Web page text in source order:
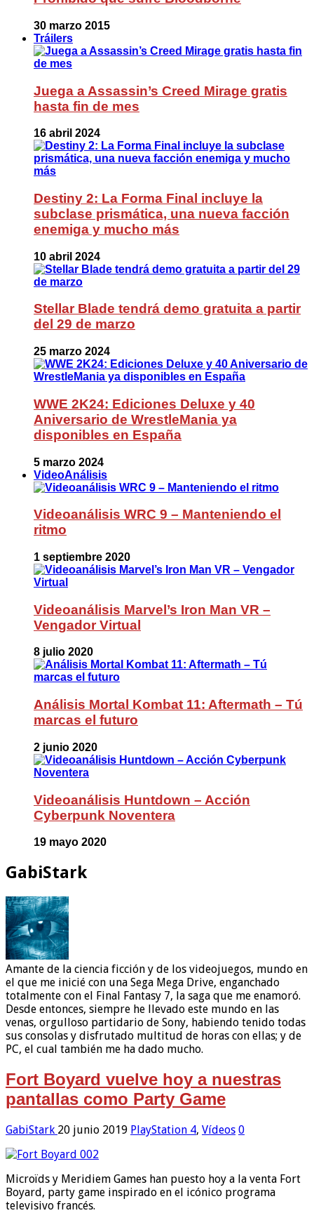
30 marzo 2015
Tráilers
Juega a Assassin’s Creed Mirage gratis
hasta fin de mes
16 abril 2024
Destiny 2: La Forma Final incluye la
subclase prismática, una nueva facción
enemiga y mucho más
10 abril 2024
Stellar Blade tendrá demo gratuita a partir
del 29 de marzo
25 marzo 2024
WWE 2K24: Ediciones Deluxe y 40
Aniversario de WrestleMania ya
disponibles en España
5 marzo 2024
VideoAnálisis
Videoanálisis WRC 9 – Manteniendo el
ritmo
1 septiembre 2020
Videoanálisis Marvel’s Iron Man VR –
Vengador Virtual
8 julio 2020
Análisis Mortal Kombat 11: Aftermath – Tú
marcas el futuro
2 junio 2020
Videoanálisis Huntdown – Acción
Cyberpunk Noventera
19 mayo 2020
GabiStark
Amante de la ciencia ficción y de los videojuegos, mundo en
el que me inicié con una Sega Mega Drive, enganchado
totalmente con el Final Fantasy 7, la saga que me enamoró.
Desde entonces, siempre he llevado este mundo en las
venas, orgulloso partidario de Sony, habiendo tenido todas
sus consolas y disfrutado multitud de horas con ellas; y de
PC, el cual también me ha dado mucho.
Fort Boyard vuelve hoy a nuestras
pantallas como Party Game
GabiStark 20 junio 2019 PlayStation 4, Vídeos 0
Microïds y Meridiem Games han puesto hoy a la venta Fort
Boyard, party game inspirado en el icónico programa
televisivo francés.